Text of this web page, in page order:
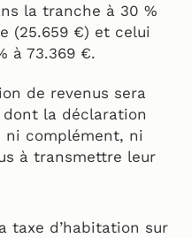
la tranche à 30 %
(25.659 €) et celui
à 73.369 €.
de revenus sera
dont la déclaration
ni complément, ni
à transmettre leur
taxe d’habitation sur